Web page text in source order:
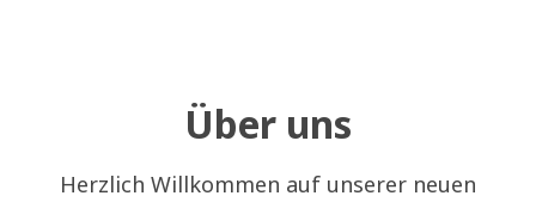
Über uns
Herzlich Willkommen auf unserer neuen